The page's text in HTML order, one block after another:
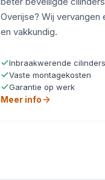
Overijse? Wij vervangen
en vakkundig.
Inbraakwerende cilinders
Vaste montagekosten
Garantie op werk
Meer info